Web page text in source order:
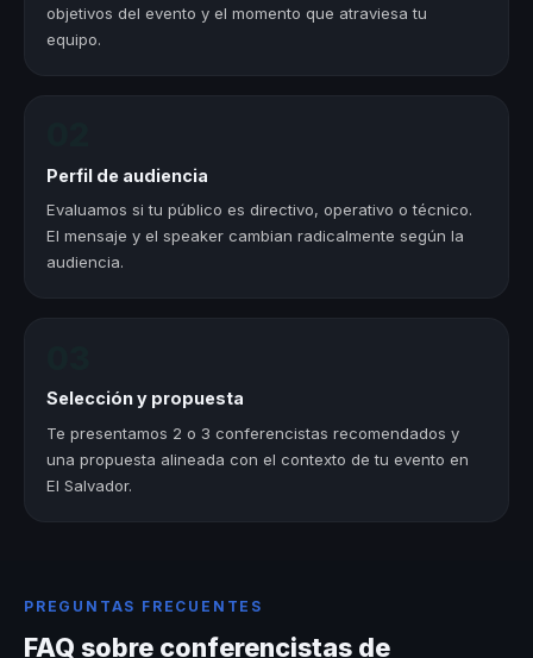
objetivos del evento y el momento que atraviesa tu
equipo.
Perfil de audiencia
Evaluamos si tu público es directivo, operativo o técnico.
El mensaje y el speaker cambian radicalmente según la
audiencia.
Selección y propuesta
Te presentamos 2 o 3 conferencistas recomendados y
una propuesta alineada con el contexto de tu evento en
El Salvador.
PREGUNTAS FRECUENTES
FAQ sobre conferencistas de